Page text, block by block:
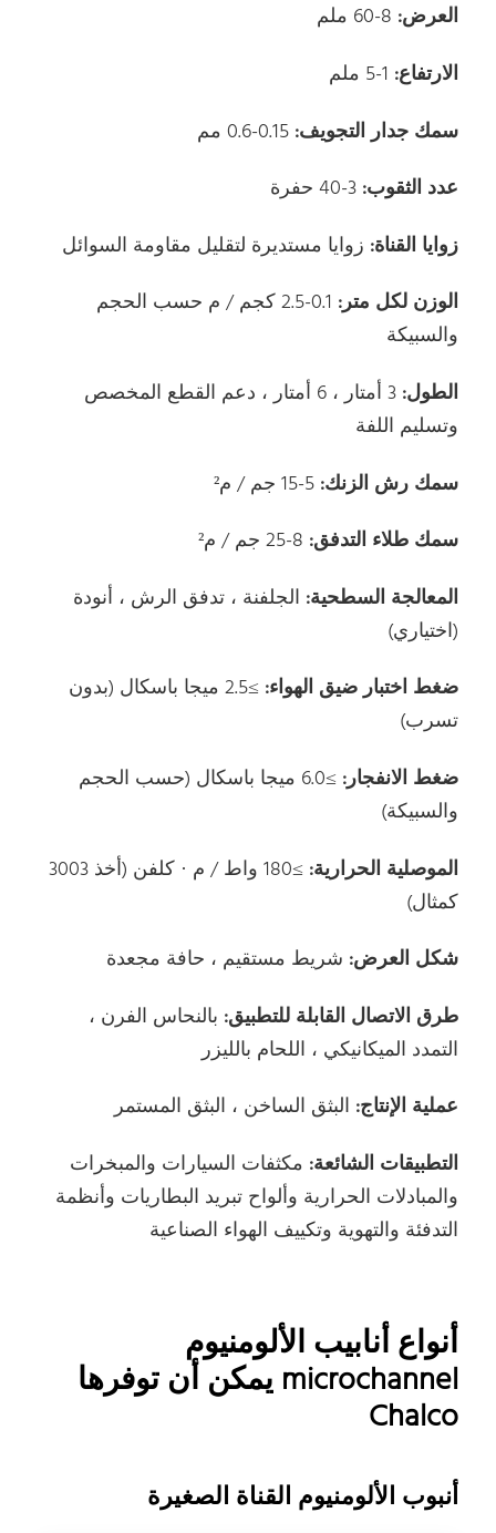
العرض:
الارتفاع:
سمك جدار التجويف: 0.15-0.6 مم
عدد الثقوب: 3-40 حفرة
زوايا القناة: زوايا مستديرة لتقليل مقاومة السوائل
الوزن لكل متر:
0.1-2.5 كجم / م حسب الحجم
والسبيكة
الطول:
3 أمتار ، 6 أمتار ، دعم القطع المخصص
وتسليم اللفة
سمك رش الزنك: 5-15 جم / م²
سمك طلاء التدفق:
المعالجة السطحية: الجلفنة ، تدفق الرش ، أنودة
(اختياري)
ضغط اختبار ضيق الهواء:
≥2.5 ميجا باسكال (بدون
تسرب)
ضغط الانفجار:
≥6.0 ميجا باسكال (حسب الحجم
والسبيكة)
الموصلية الحرارية:
≥180 واط / م · كلفن (أخذ 3003
كمثال)
شكل العرض: شريط مستقيم ، حافة مجعدة
طرق الاتصال القابلة للتطبيق: بالنحاس الفرن ،
التمدد الميكانيكي ، اللحام بالليزر
عملية الإنتاج: البثق الساخن ، البثق المستمر
التطبيقات الشائعة: مكثفات السيارات والمبخرات
والمبادلات الحرارية وألواح تبريد البطاريات وأنظمة
التدفئة والتهوية وتكييف الهواء الصناعية
أنواع أنابيب الألومنيوم
microchannel يمكن أن توفرها
Chalco
أنبوب الألومنيوم القناة الصغيرة